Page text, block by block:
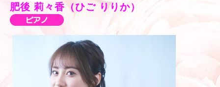
肥後 莉々香（ひご りりか）